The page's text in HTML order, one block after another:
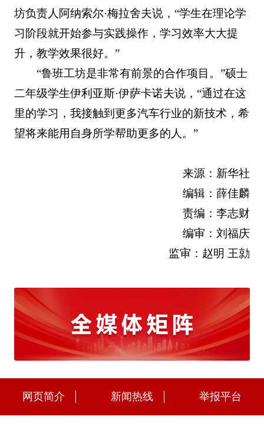
坊负责人阿纳索尔·梅拉舍夫说，“学生在理论学
习阶段就开始参与实践操作，学习效率大大提
升，教学效果很好。”
“鲁班工坊是非常有前景的合作项目。”硕士
二年级学生伊利亚斯·伊萨卡诺夫说，“通过在这
里的学习，我接触到更多汽车行业的新技术，希
望将来能用自身所学帮助更多的人。”
来源：新华社
编辑：薛佳麟
责编：李志财
编审：刘福庆
监审：赵明 王勍
网页简介 新闻热线 举报平台